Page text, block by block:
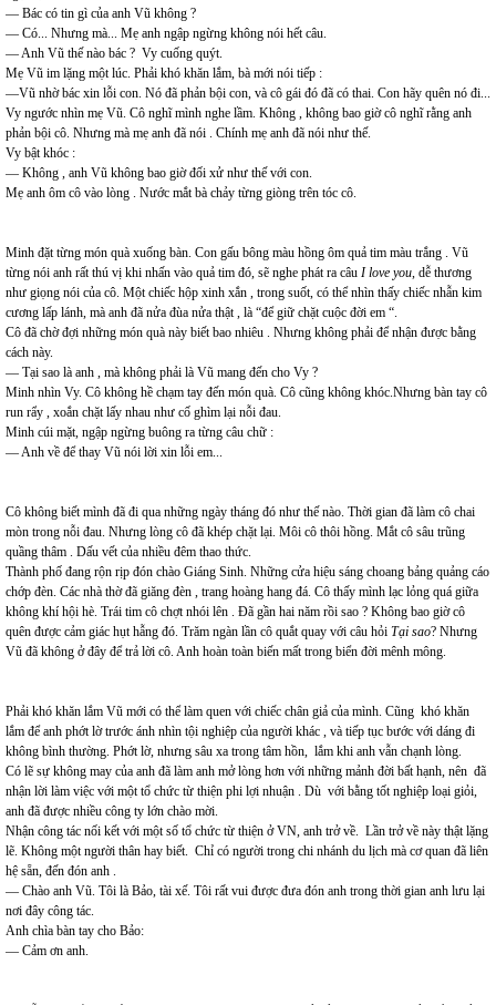
— Bác có tin gì của anh Vũ không ?
— Có... Nhưng mà... Mẹ anh ngập ngừng không nói hết câu.
— Anh Vũ thế nào bác ? Vy cuống quýt.
Mẹ Vũ im lặng một lúc. Phải khó khăn lắm, bà mới nói tiếp :
—Vũ nhờ bác xin lỗi con. Nó đã phản bội con, và cô gái đó đã có thai. Con hãy quên nó đi...
Vy ngước nhìn mẹ Vũ. Cô nghĩ mình nghe lầm. Không , không bao giờ cô nghĩ rằng anh
phản bội cô. Nhưng mà mẹ anh đã nói . Chính mẹ anh đã nói như thế.
Vy bật khóc :
— Không , anh Vũ không bao giờ đối xử như thế với con.
Mẹ anh ôm cô vào lòng . Nước mắt bà chảy từng giòng trên tóc cô.
Minh đặt từng món quà xuống bàn. Con gấu bông màu hồng ôm quả tim màu trắng . Vũ
từng nói anh rất thú vị khi nhấn vào quả tim đó, sẽ nghe phát ra câu I love you, dễ thương
như giọng nói của cô. Một chiếc hộp xinh xắn , trong suốt, có thể nhìn thấy chiếc nhẫn kim
cương lấp lánh, mà anh đã nửa đùa nửa thật , là “để giữ chặt cuộc đời em “.
Cô đã chờ đợi những món quà này biết bao nhiêu . Nhưng không phải để nhận được bằng
cách này.
— Tại sao là anh , mà không phải là Vũ mang đến cho Vy ?
Minh nhìn Vy. Cô không hề chạm tay đến món quà. Cô cũng không khóc.Nhưng bàn tay cô
run rẩy , xoắn chặt lấy nhau như cố ghìm lại nỗi đau.
Minh cúi mặt, ngập ngừng buông ra từng câu chữ :
— Anh về để thay Vũ nói lời xin lỗi em...
Cô không biết mình đã đi qua những ngày tháng đó như thế nào. Thời gian đã làm cô chai
mòn trong nỗi đau. Nhưng lòng cô đã khép chặt lại. Môi cô thôi hồng. Mắt cô sâu trũng
quầng thâm . Dấu vết của nhiều đêm thao thức.
Thành phố đang rộn rịp đón chào Giáng Sinh. Những cửa hiệu sáng choang bảng quảng cáo
chớp đèn. Các nhà thờ đã giăng đèn , trang hoàng hang đá. Cô thấy mình lạc lỏng quá giữa
không khí hội hè. Trái tim cô chợt nhói lên . Đã gần hai năm rồi sao ? Không bao giờ cô
quên được cảm giác hụt hẫng đó. Trăm ngàn lần cô quắt quay với câu hỏi Tại sao? Nhưng
Vũ đã không ở đây để trả lời cô. Anh hoàn toàn biến mất trong biển đời mênh mông.
Phải khó khăn lắm Vũ mới có thể làm quen với chiếc chân giả của mình. Cũng khó khăn
lắm để anh phớt lờ trước ánh nhìn tội nghiệp của người khác , và tiếp tục bước với dáng đi
không bình thường. Phớt lờ, nhưng sâu xa trong tâm hồn, lắm khi anh vẫn chạnh lòng.
Có lẽ sự không may của anh đã làm anh mở lòng hơn với những mảnh đời bất hạnh, nên đã
nhận lời làm việc với một tổ chức từ thiện phi lợi nhuận . Dù với bằng tốt nghiệp loại giỏi,
anh đã được nhiều công ty lớn chào mời.
Nhận công tác nối kết với một số tổ chức từ thiện ở VN, anh trở về. Lần trở về này thật lặng
lẽ. Không một người thân hay biết. Chỉ có người trong chi nhánh du lịch mà cơ quan đã liên
hệ sẵn, đến đón anh .
— Chào anh Vũ. Tôi là Bảo, tài xế. Tôi rất vui được đưa đón anh trong thời gian anh lưu lại
nơi đây công tác.
Anh chìa bàn tay cho Bảo:
— Cảm ơn anh.